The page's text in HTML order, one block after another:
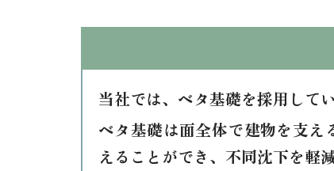
当社では、ベタ基礎を採用してい
ベタ基礎は面全体で建物を支
えることができ、不同沈下を軽